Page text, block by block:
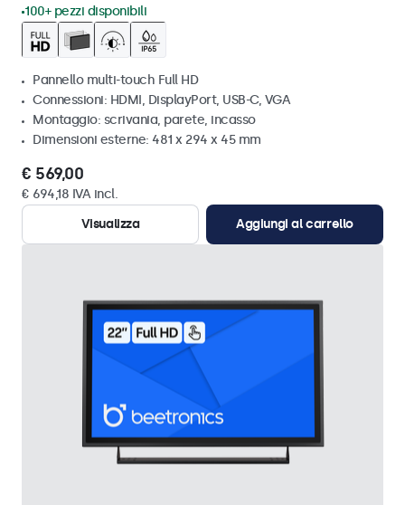
100+ pezzi disponibili
Pannello multi-touch Full HD
Connessioni: HDMI, DisplayPort, USB-C, VGA
Montaggio: scrivania, parete, incasso
Dimensioni esterne: 481 x 294 x 45 mm
€ 569,00
€ 694,18 IVA incl.
Visualizza
Aggiungi al carrello